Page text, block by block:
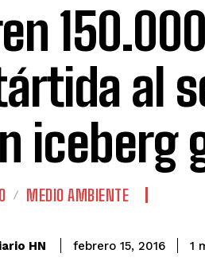
al
iceberg
MEDIO AMBIENTE
HN febrero 15, 2016 1